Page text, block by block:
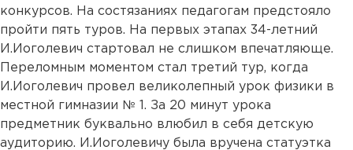
конкурсов. На состязаниях педагогам предстояло
пройти пять туров. На первых этапах 34-летний
И.Иоголевич стартовал не слишком впечатляюще.
Переломным моментом стал третий тур, когда
И.Иоголевич провел великолепный урок физики в
местной гимназии № 1. За 20 минут урока
предметник буквально влюбил в себя детскую
аудиторию. И.Иоголевичу была вручена статуэтка